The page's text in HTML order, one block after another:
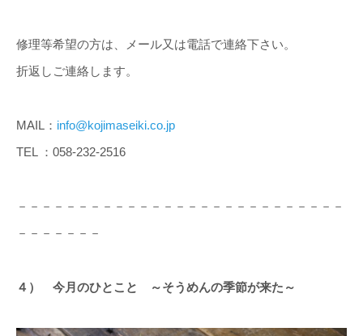
修理等希望の方は、メール又は電話で連絡下さい。
折返しご連絡します。
MAIL： info@kojimaseiki.co.jp
TEL ：058-232-2516
－－－－－－－－－－－－－－－－－－－－－－－－－－－
－－－－－－－
４） 今月のひとこと ～そうめんの季節が来た～